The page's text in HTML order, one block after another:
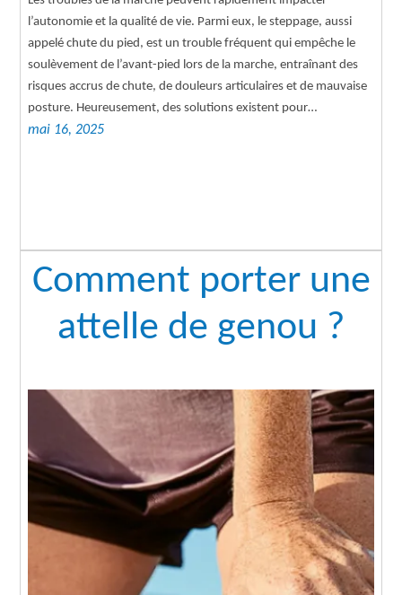
l’autonomie et la qualité de vie. Parmi eux, le steppage, aussi
appelé chute du pied, est un trouble fréquent qui empêche le
soulèvement de l’avant-pied lors de la marche, entraînant des
risques accrus de chute, de douleurs articulaires et de mauvaise
posture. Heureusement, des solutions existent pour…
mai 16, 2025
Comment porter une
attelle de genou ?